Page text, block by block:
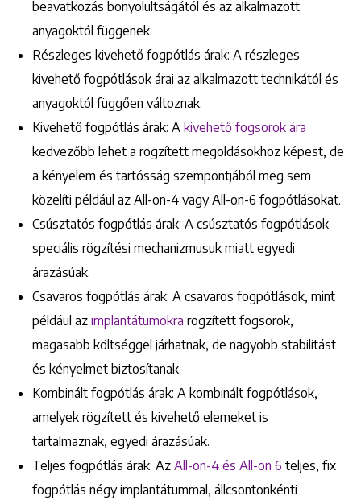
beavatkozás bonyolultságától és az alkalmazott
anyagoktól függenek.​
Részleges kivehető fogpótlás árak: A részleges
kivehető fogpótlások árai az alkalmazott technikától és
anyagoktól függően változnak.​
Kivehető fogpótlás árak: A kivehető fogsorok ára
kedvezőbb lehet a rögzített megoldásokhoz képest, de
a kényelem és tartósság szempontjából meg sem
közelíti például az All-on-4 vagy All-on-6 fogpótlásokat.
Csúsztatós fogpótlás árak: A csúsztatós fogpótlások
speciális rögzítési mechanizmusuk miatt egyedi
árazásúak.​
Csavaros fogpótlás árak: A csavaros fogpótlások, mint
például az implantátumokra rögzített fogsorok,
magasabb költséggel járhatnak, de nagyobb stabilitást
és kényelmet biztosítanak.​
Kombinált fogpótlás árak: A kombinált fogpótlások,
amelyek rögzített és kivehető elemeket is
tartalmaznak, egyedi árazásúak.​
Teljes fogpótlás árak: Az All-on-4 és All-on 6 teljes, fix
fogpótlás négy implantátummal, állcsontonkénti